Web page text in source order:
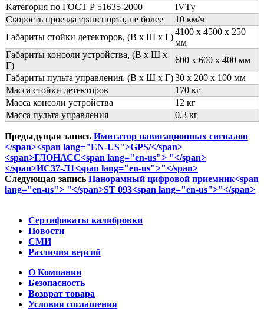
Категория по ГОСТ Р 51635-2000
IVТγ
Скорость проезда транспорта, не более
10 км/ч
Габариты стойки детекторов, (В х Ш х Г)
4100 х 4500 х 250
мм
Габариты консоли устройства, (В х Ш х
Г)
600 х 600 х 400 мм
Габариты пульта управления, (В х Ш х Г)30 х 200 х 100 мм
Масса стойки детекторов
170 кг
Масса консоли устройства
12 кг
Масса пульта управления
0,3 кг
Предыдущая запись Имитатор навигационных сигналов
</span><span lang="EN-US">GPS/</span>
<span>ГЛОНАСС<span lang="en-us"> "</span>
</span>ИС37-Л1<span lang="en-us">"</span>
Следующая запись Панорамный цифровой приемник<span
lang="en-us"> "</span>ST 093<span lang="en-us">"</span>
Сертификаты калибровки
Новости
СМИ
Различия версий
О Компании
Безопасность
Возврат товара
Условия соглашения